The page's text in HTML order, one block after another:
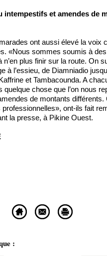
intempestifs et amendes de
ont aussi élevé la voix
«Nous sommes soumis à
n’en plus finir sur la route. On
à l’essieu, de Diamniadio
et Tambacounda. A
quelque chose que l’on nous
de montants différents.
ont-ils fait
la presse, à Pikine Ouest.
: